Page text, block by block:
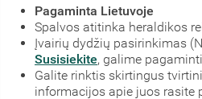
Pagaminta Lietuvoje
Spalvos atitinka heraldikos
Įvairių dydžių pasirinkimas
Susisiekite, galime
Galite rinktis skirtingus
informacijos apie juos rasite